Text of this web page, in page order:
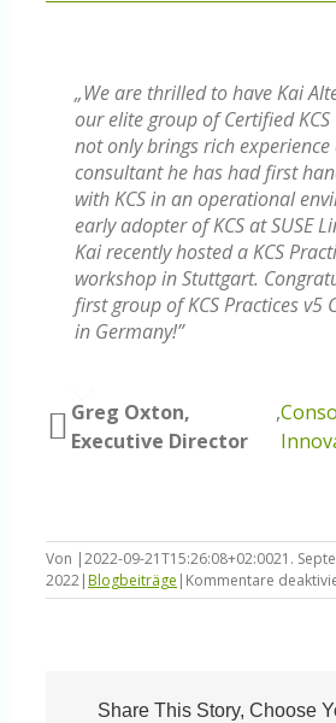
„We are thrilled to have Kai
our elite group of Certified
not only brings rich
consultant he has had first
with KCS in an operational
early adopter of KCS at SUSE
Kai recently hosted a KCS
workshop in Stuttgart.
first group of KCS Practices v5
in Germany!”
Greg Oxton,
Executive Director
,
Von |2022-09-21T15:26:08+02:0021.
2022|Blogbeiträge | Kommentare
Share This Story, Choose